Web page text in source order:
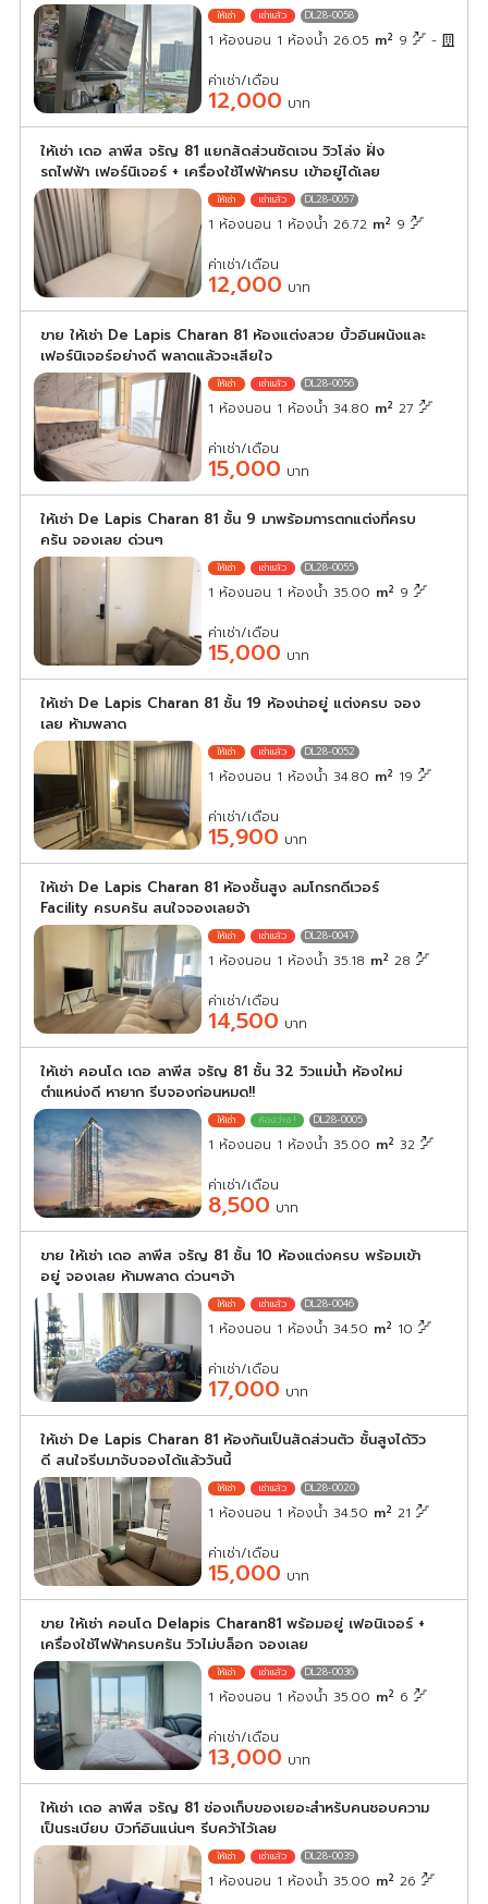
DL28-0058
1 ห้องนอน 1 ห้องน้ำ 26.05 m2 9 -
ค่าเช่า/เดือน
12,000 บาท
ให้เช่า เดอ ลาพีส จรัญ 81 แยกสัดส่วนชัดเจน วิวโล่ง ฝั่ง
รถไฟฟ้า เฟอร์นิเจอร์ + เครื่องใช้ไฟฟ้าครบ เข้าอยู่ได้เลย
DL28-0057
1 ห้องนอน 1 ห้องน้ำ 26.72 m2 9
ค่าเช่า/เดือน
12,000 บาท
ขาย ให้เช่า De Lapis Charan 81 ห้องแต่งสวย บิ้วอินผนังและ
เฟอร์นิเจอร์อย่างดี พลาดแล้วจะเสียใจ
DL28-0056
1 ห้องนอน 1 ห้องน้ำ 34.80 m2 27
ค่าเช่า/เดือน
15,000 บาท
ให้เช่า De Lapis Charan 81 ชั้น 9 มาพร้อมการตกแต่งที่ครบ
ครัน จองเลย ด่วนๆ
DL28-0055
1 ห้องนอน 1 ห้องน้ำ 35.00 m2 9
ค่าเช่า/เดือน
15,000 บาท
ให้เช่า De Lapis Charan 81 ชั้น 19 ห้องน่าอยู่ แต่งครบ จอง
เลย ห้ามพลาด
DL28-0052
1 ห้องนอน 1 ห้องน้ำ 34.80 m2 19
ค่าเช่า/เดือน
15,900 บาท
ให้เช่า De Lapis Charan 81 ห้องชั้นสูง ลมโกรกดีเวอร์
Facility ครบครัน สนใจจองเลยจ้า
DL28-0047
1 ห้องนอน 1 ห้องน้ำ 35.18 m2 28
ค่าเช่า/เดือน
14,500 บาท
ให้เช่า คอนโด เดอ ลาพีส จรัญ 81 ชั้น 32 วิวแม่น้ำ ห้องใหม่
ตำแหน่งดี หายาก รีบจองก่อนหมด!!
DL28-0005
1 ห้องนอน 1 ห้องน้ำ 35.00 m2 32
ค่าเช่า/เดือน
8,500 บาท
ขาย ให้เช่า เดอ ลาพีส จรัญ 81 ชั้น 10 ห้องแต่งครบ พร้อมเข้า
อยู่ จองเลย ห้ามพลาด ด่วนๆจ้า
DL28-0046
1 ห้องนอน 1 ห้องน้ำ 34.50 m2 10
ค่าเช่า/เดือน
17,000 บาท
ให้เช่า De Lapis Charan 81 ห้องกันเป็นสัดส่วนตัว ชั้นสูงได้วิว
ดี สนใจรีบมาจับจองได้แล้ววันนี้
DL28-0020
1 ห้องนอน 1 ห้องน้ำ 34.50 m2 21
ค่าเช่า/เดือน
15,000 บาท
ขาย ให้เช่า คอนโด Delapis Charan81 พร้อมอยู่ เฟอนิเจอร์ +
เครื่องใช้ไฟฟ้าครบครัน วิวไม่บล็อก จองเลย
DL28-0036
1 ห้องนอน 1 ห้องน้ำ 35.00 m2 6
ค่าเช่า/เดือน
13,000 บาท
ให้เช่า เดอ ลาพีส จรัญ 81 ช่องเก็บของเยอะสำหรับคนชอบความ
เป็นระเบียบ บิวท์อินแน่นๆ รีบคว้าไว้เลย
DL28-0039
1 ห้องนอน 1 ห้องน้ำ 35.00 m2 26